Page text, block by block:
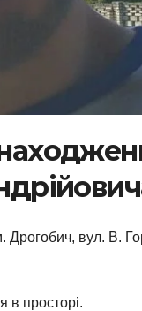
Дрогобич, вул. В.
в просторі.